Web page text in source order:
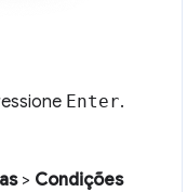
Enter.
> Condições